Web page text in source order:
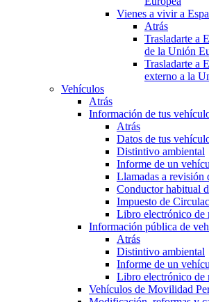
Vienes a vivir a
Atrás
Trasladarte a
de la Unión
Trasladarte a
externo a la
Vehículos
Atrás
Información de tus
Atrás
Datos de tus
Distintivo ambiental
Informe de un
Llamadas a revisión
Conductor habitual
Impuesto de
Libro electrónico de
Información pública de
Atrás
Distintivo ambiental
Informe de un
Libro electrónico de
Vehículos de Movilidad